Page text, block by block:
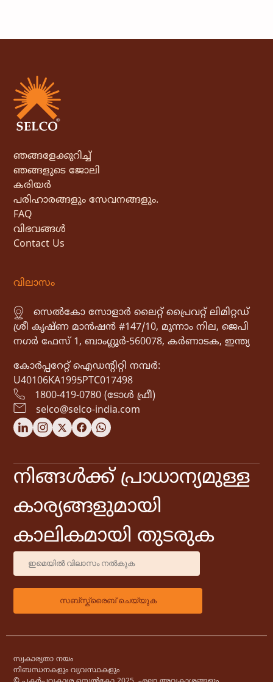
ഞങ്ങളേക്കുറിച്ച്
ഞങ്ങളുടെ ജോലി
കരിയർ
പരിഹാരങ്ങളും സേവനങ്ങളും.
FAQ
വിഭവങ്ങൾ
Contact Us
വിലാസം
സെൽകോ സോളാർ ലൈറ്റ് പ്രൈവറ്റ് ലിമിറ്റഡ്
ശ്രീ കൃഷ്ണ മാൻഷൻ #147/10, മൂന്നാം നില, ജെപി
നഗർ ഫേസ് 1, ബാംഗ്ലൂർ-560078, കർണാടക, ഇന്ത്യ
കോർപ്പറേറ്റ് ഐഡൻ്റിറ്റി നമ്പർ:
U40106KA1995PTC017498
1800-419-0780 (ടോൾ ഫ്രീ)
selco@selco-india.com
നിങ്ങൾക്ക് പ്രാധാന്യമുള്ള
കാര്യങ്ങളുമായി
കാലികമായി തുടരുക
സ്വകാര്യതാ നയം
നിബന്ധനകളും വ്യവസ്ഥകളും